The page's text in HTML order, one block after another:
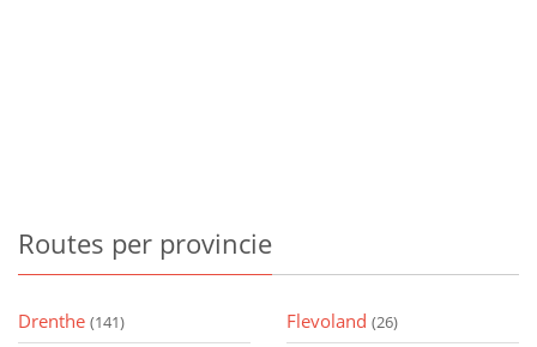
Routes per provincie
Drenthe (141) Flevoland (26)